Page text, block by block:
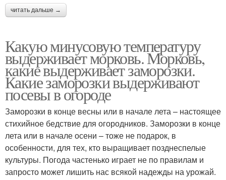
читать дальше →
Какую минусовую температуру
выдерживает морковь. Морковь,
какие выдерживает заморозки.
Какие заморозки выдерживают
посевы в огороде
Заморозки в конце весны или в начале лета – настоящее
стихийное бедствие для огородников. Заморозки в конце
лета или в начале осени – тоже не подарок, в
особенности, для тех, кто выращивает позднеспелые
культуры. Погода частенько играет не по правилам и
запросто может лишить нас всякой надежды на урожай.